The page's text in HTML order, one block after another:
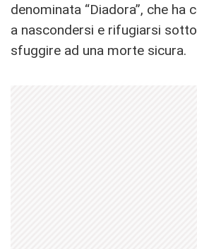
denominata “Diadora”, che ha
a nascondersi e rifugiarsi
sfuggire ad una morte sicura.